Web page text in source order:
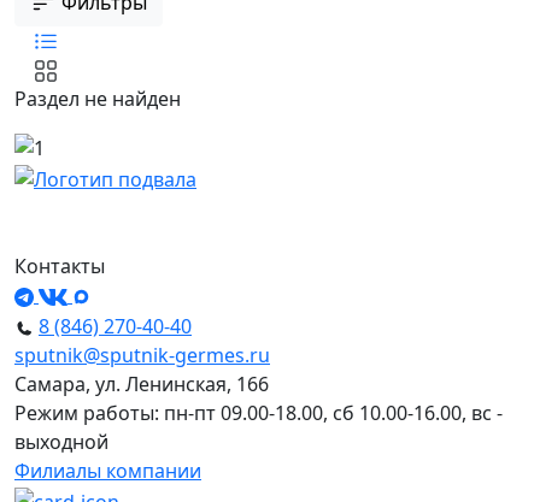
Раздел не найден
Контакты
8 (846) 270-40-40
sputnik@sputnik-germes.ru
Самара, ул. Ленинская, 166
Режим работы: пн-пт 09.00-18.00, сб 10.00-16.00, вс -
выходной
Филиалы компании